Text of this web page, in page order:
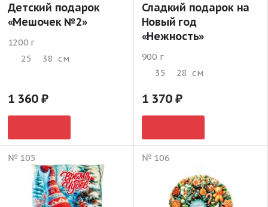
Детский подарок
«Мешочек №2»
1200 г
25
38 см
1 360
Сладкий подарок на
Новый год
«Нежность»
900 г
35
28 см
1 370
№ 105 № 106